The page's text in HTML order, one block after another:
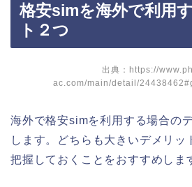
格安simを海外で利用
ト２つ
出典：https://
ac.com/main/detail/
海外で格安simを利用する場合の
します。どちらも大きいデメリッ
把握しておくことをおすすめしま